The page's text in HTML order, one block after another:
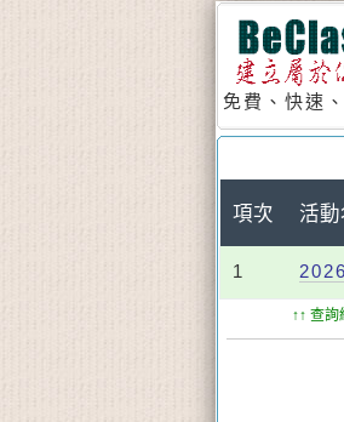
免費、快速
項次 活
1
↑↑ 查詢